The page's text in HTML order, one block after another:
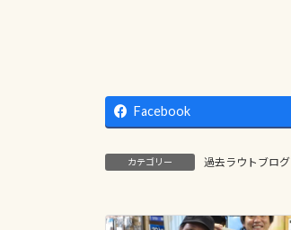
Facebook
カテゴリー 過去ラウトブログ